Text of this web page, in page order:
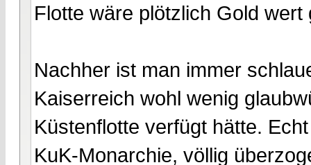
Flotte wäre plötzlich Gold wert
Nachher ist man immer
Kaiserreich wohl wenig
Küstenflotte verfügt hätte.
KuK-Monarchie, völlig